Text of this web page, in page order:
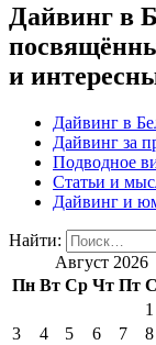
Дайвинг в
и
Дайвинг в
Дайвинг за
Подводное
Статьи и
Дайвинг и
Найти:
Август 2026
Пн Вт Ср Чт Пт
1
3
4 5 6 7 8